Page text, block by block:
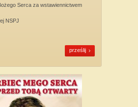
Serca za wstawiennictwem
NSPJ
prześlij